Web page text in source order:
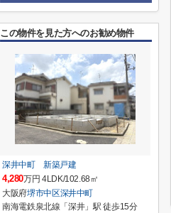
この物件を見た方へのお勧め物件
深井中町 新築戸建
4,280万円 4LDK/102.68㎡
大阪府堺市中区深井中町
南海電鉄泉北線「深井」駅 徒歩15分